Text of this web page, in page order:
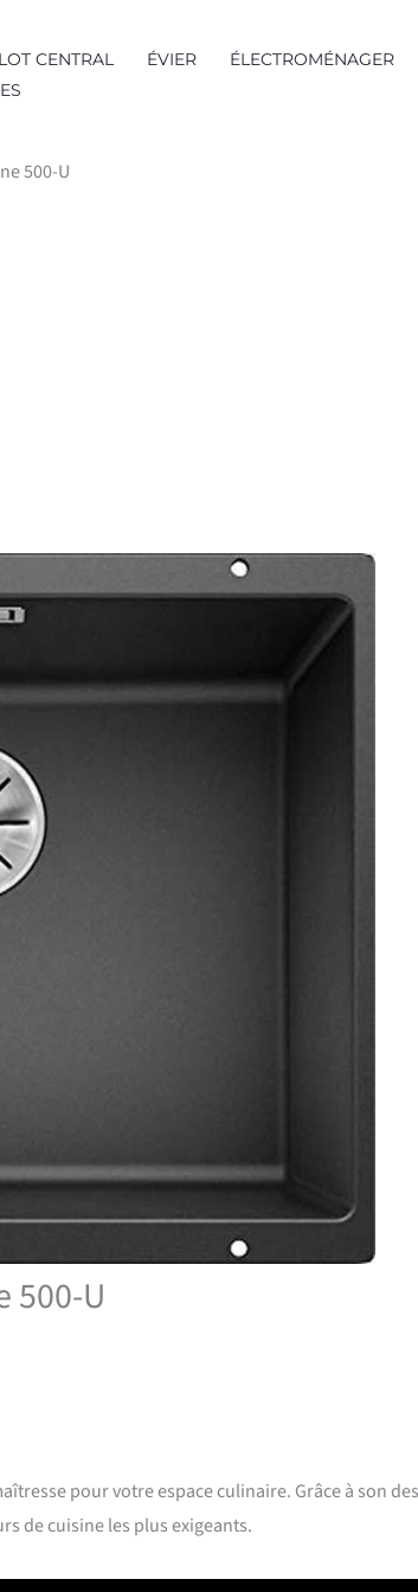
CENTRAL ÉVIER ÉLECTROMÉNAGER
500-U
500-U
pour votre espace culinaire. Grâce à son
de cuisine les plus exigeants.